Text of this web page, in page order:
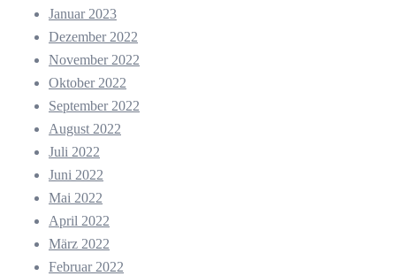
Januar 2023
Dezember 2022
November 2022
Oktober 2022
September 2022
August 2022
Juli 2022
Juni 2022
Mai 2022
April 2022
März 2022
Februar 2022